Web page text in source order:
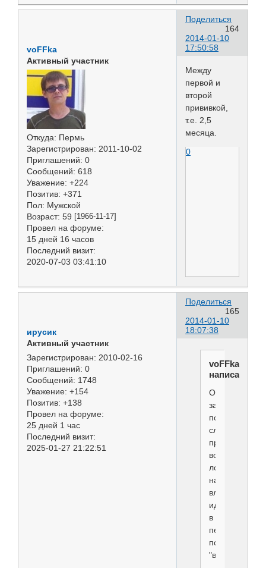
Поделиться
164
2014-01-10
17:50:58
voFFka
Активный участник
Откуда: Пермь
Зарегистрирован: 2011-10-02
Приглашений: 0
Сообщений: 618
Уважение: +224
Позитив: +371
Пол: Мужской
Возраст: 59 [1966-11-17]
Провел на форуме:
15 дней 16 часов
Последний визит:
2020-07-03 03:41:10
Между
первой и
второй
прививкой,
т.е. 2,5
месяца.
0
Поделиться
165
2014-01-10
18:07:38
ирусик
Активный участник
Зарегистрирован: 2010-02-16
Приглашений: 0
Сообщений: 1748
Уважение: +154
Позитив: +138
Провел на форуме:
25 дней 1 час
Последний визит:
2025-01-27 21:22:51
voFFka
написал(а):
за
подобные
случаи,
прежде
всего
ложится
на
идут
в
первую
попавшуюся
"ветеринарку",